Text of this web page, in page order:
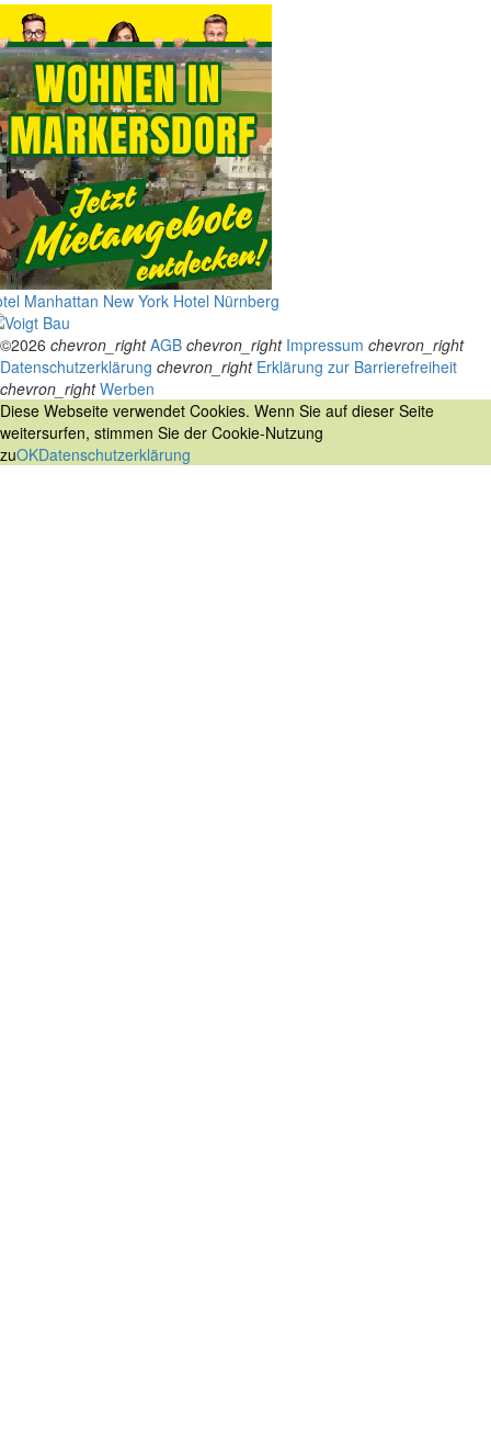
Manhattan New York Hotel Nürnberg
©2026 chevron_right AGB chevron_right Impressum chevron_right
Datenschutzerklärung chevron_right Erklärung zur Barrierefreiheit
chevron_right Werben
Diese Webseite verwendet Cookies. Wenn Sie auf dieser Seite
weitersurfen, stimmen Sie der Cookie-Nutzung
zuOKDatenschutzerklärung